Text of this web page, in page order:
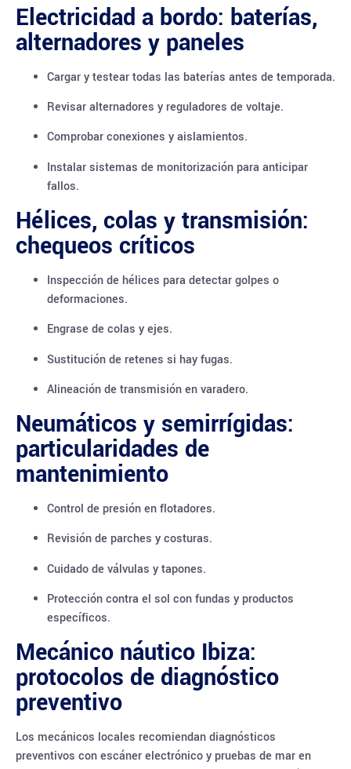
Electricidad a bordo: baterías,
alternadores y paneles
Cargar y testear todas las baterías antes de temporada.
Revisar alternadores y reguladores de voltaje.
Comprobar conexiones y aislamientos.
Instalar sistemas de monitorización para anticipar
fallos.
Hélices, colas y transmisión:
chequeos críticos
Inspección de hélices para detectar golpes o
deformaciones.
Engrase de colas y ejes.
Sustitución de retenes si hay fugas.
Alineación de transmisión en varadero.
Neumáticos y semirrígidas:
particularidades de
mantenimiento
Control de presión en flotadores.
Revisión de parches y costuras.
Cuidado de válvulas y tapones.
Protección contra el sol con fundas y productos
específicos.
Mecánico náutico Ibiza:
protocolos de diagnóstico
preventivo
Los mecánicos locales recomiendan diagnósticos
preventivos con escáner electrónico y pruebas de mar en